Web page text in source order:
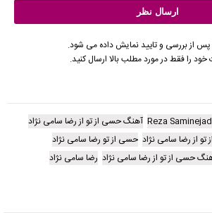
از بررسی و تایید نمایش داده می شود.
خود را فقط در مورد مطلب بالا ارسال کنید.
Reza Saminejad آهنگ حسی از تو از رضا سامی نژاد
از رضا سامی نژاد حسی از تو رضا سامی نژاد
حسی از تو از رضا سامی نژاد رضا سامی نژاد